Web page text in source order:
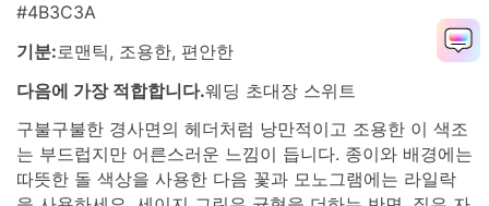
#4B3C3A
기분: 로맨틱, 조용한, 편안한
다음에 가장 적합합니다.웨딩 초대장 스위트
구불구불한 경사면의 헤더처럼 낭만적이고 조용한 이 색조
는 부드럽지만 어른스러운 느낌이 듭니다. 종이와 배경에는
따뜻한 돌 색상을 사용한 다음 꽃과 모노그램에는 라일락